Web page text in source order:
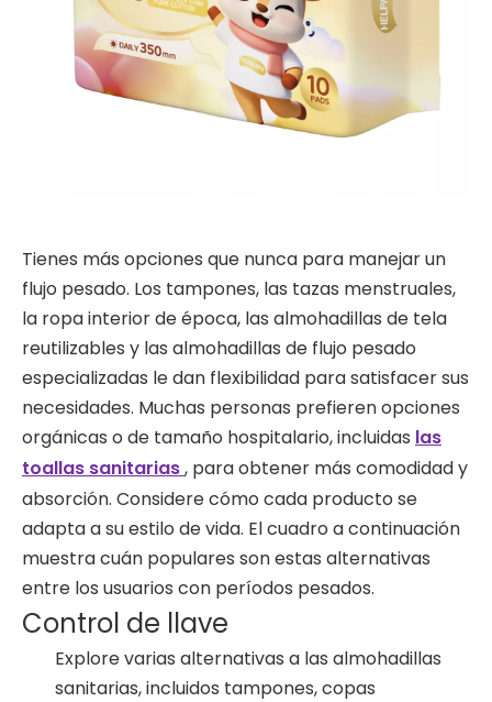
Tienes más opciones que nunca para manejar un
flujo pesado. Los tampones, las tazas menstruales,
la ropa interior de época, las almohadillas de tela
reutilizables y las almohadillas de flujo pesado
especializadas le dan flexibilidad para satisfacer sus
necesidades. Muchas personas prefieren opciones
orgánicas o de tamaño hospitalario, incluidas las
toallas sanitarias, para obtener más comodidad y
absorción. Considere cómo cada producto se
adapta a su estilo de vida. El cuadro a continuación
muestra cuán populares son estas alternativas
entre los usuarios con períodos pesados.
Control de llave
Explore varias alternativas a las almohadillas
sanitarias, incluidos tampones, copas